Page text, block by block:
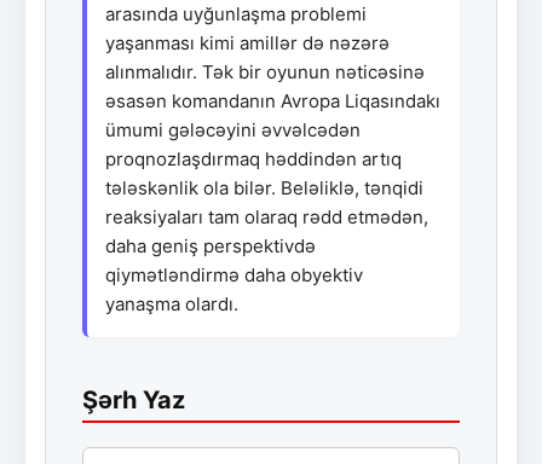
arasında uyğunlaşma problemi
yaşanması kimi amillər də nəzərə
alınmalıdır. Tək bir oyunun nəticəsinə
əsasən komandanın Avropa Liqasındakı
ümumi gələcəyini əvvəlcədən
proqnozlaşdırmaq həddindən artıq
tələskənlik ola bilər. Beləliklə, tənqidi
reaksiyaları tam olaraq rədd etmədən,
daha geniş perspektivdə
qiymətləndirmə daha obyektiv
yanaşma olardı.
Şərh Yaz